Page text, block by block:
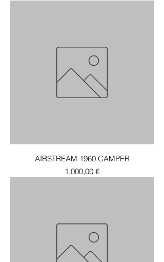
AIRSTREAM 1960 CAMPER
Τιμή
1.000,00 €